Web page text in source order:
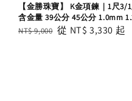
【金勝珠寶】 K金項鍊｜1尺3/
含金量 39公分 45公分 1.0mm
Regular
NT$ 9,000 Sale
從 NT$ 3,330 起